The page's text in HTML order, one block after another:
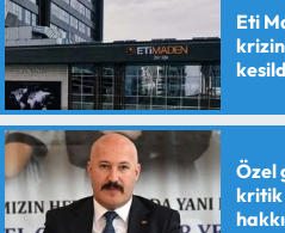
Eti
Özel
kritik